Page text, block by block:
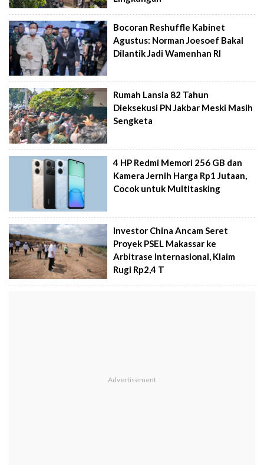
Bocoran Reshuffle Kabinet
Agustus: Norman Joesoef Bakal
Dilantik Jadi Wamenhan RI
Rumah Lansia 82 Tahun
Dieksekusi PN Jakbar Meski Masih
Sengketa
4 HP Redmi Memori 256 GB dan
Kamera Jernih Harga Rp1 Jutaan,
Cocok untuk Multitasking
Investor China Ancam Seret
Proyek PSEL Makassar ke
Arbitrase Internasional, Klaim
Rugi Rp2,4 T